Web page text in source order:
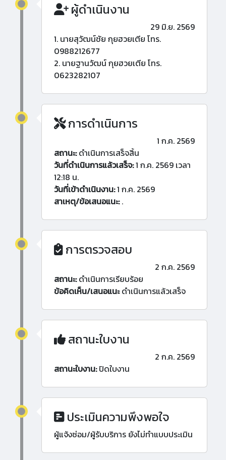
ผู้ดำเนินงาน
29 มิ.ย. 2569
1. นายสุวัฒน์ชัย กุยฮวยเตีย โทร.
0988212677
2. นายฐานวัฒน์ กุยฮวยเตีย โทร.
0623282107
การดำเนินการ
1 ก.ค. 2569
สถานะ:ดำเนินการเสร็จสิ้น
วันที่ดำเนินการแล้วเสร็จ:1 ก.ค. 2569 เวลา
12:18 น.
วันที่เข้าดำเนินงาน:1 ก.ค. 2569
สาเหตุ/ข้อเสนอแนะ:.
การตรวจสอบ
2 ก.ค. 2569
สถานะ:ดำเนินการเรียบร้อย
ข้อคิดเห็น/เสนอแนะดำเนินการแล้วเสร็จ
สถานะใบงาน
2 ก.ค. 2569
สถานะใบงาน:ปิดใบงาน
ประเมินความพึงพอใจ
ผู้แจ้งซ่อม/ผู้รับบริการ ยังไม่ทำแบบประเมิน